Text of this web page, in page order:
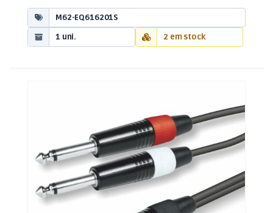
M62-EQ616201S
1 uni.
2 em stock